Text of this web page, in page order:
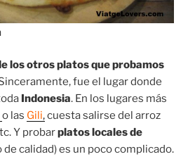
los otros platos que probamos
fue el lugar donde
Indonesia. En los lugares más
o las Gili,cuesta salirse del arroz
Y probarplatos locales de
de calidad) es un poco complicado.